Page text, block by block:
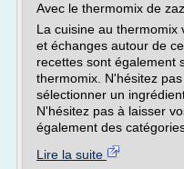
Avec le thermomix de
La cuisine au thermomix
et échanges autour de
recettes sont également
thermomix. N'hésitez
sélectionner un
N'hésitez pas à laisser
également des
Lire la suite